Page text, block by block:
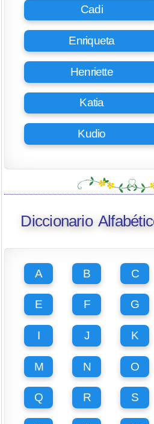
Cadi
Enriqueta
Henriette
Katia
Kudio
Diccionario
A B C
E F G
I J K
M N O
Q R S